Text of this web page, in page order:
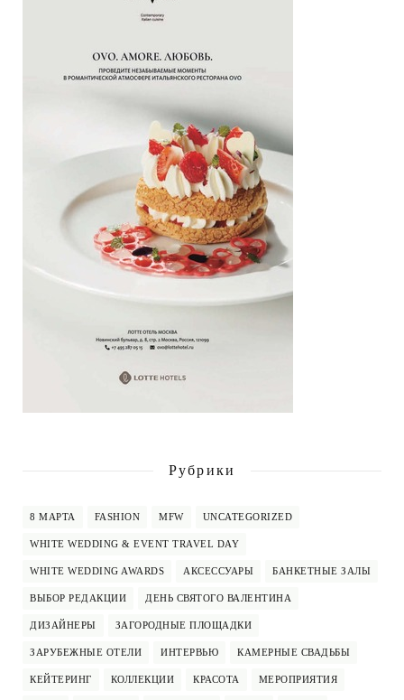
Рубрики
8 МАРТА FASHION MFW UNCATEGORIZED
WHITE WEDDING & EVENT TRAVEL DAY
WHITE WEDDING AWARDS АКСЕССУАРЫ БАНКЕТНЫЕ ЗАЛЫ
ВЫБОР РЕДАКЦИИ ДЕНЬ СВЯТОГО ВАЛЕНТИНА
ДИЗАЙНЕРЫ ЗАГОРОДНЫЕ ПЛОЩАДКИ
ЗАРУБЕЖНЫЕ ОТЕЛИ ИНТЕРВЬЮ КАМЕРНЫЕ СВАДЬБЫ
КЕЙТЕРИНГ КОЛЛЕКЦИИ КРАСОТА МЕРОПРИЯТИЯ